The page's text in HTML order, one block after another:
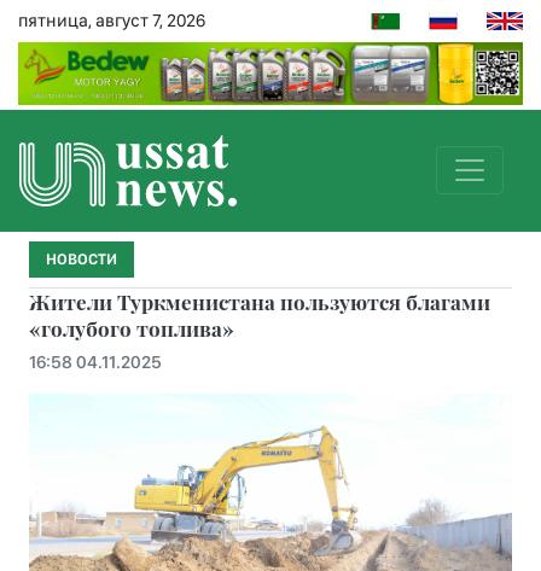
пятница, август 7, 2026
НОВОСТИ
Жители Туркменистана пользуются благами
«голубого топлива»
16:58 04.11.2025